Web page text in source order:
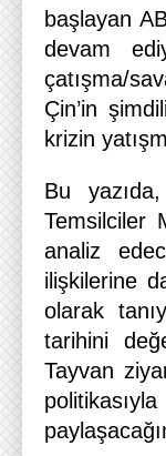
başlayan
devam
çatışma/
Çin’in
krizin
Bu
Temsilciler
analiz
ilişkilerine
olarak
tarihini
Tayvan